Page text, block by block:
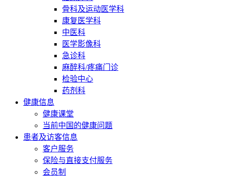
骨科及运动医学科
康复医学科
中医科
医学影像科
急诊科
麻醉科/疼痛门诊
检验中心
药剂科
健康信息
健康课堂
当前中国的健康问题
患者及访客信息
客户服务
保险与直接支付服务
会员制